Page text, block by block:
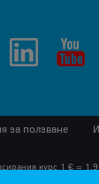
за ползване
курс 1 € =